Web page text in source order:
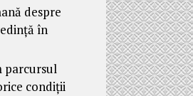
despre
în
parcursul
condiții